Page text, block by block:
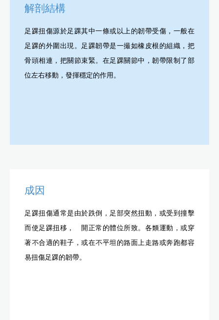
解剖結構
足踝扭傷源於足踝其中一條或以上的韌帶受傷，一般在
足踝的外圍出現。足踝韌帶是一撮如橡皮根的組織，把
骨頭相連，把關節束緊。在足踝關節中，韌帶限制了部
位左右移動，發揮穩定的作用。
成因
足踝扭傷通常是由於跌倒，足部突然扭動，或受到撞擊
而使足踝扭移，離開正常的體位所致。各類運動，或穿
著不合適的鞋子，或在不平坦的路面上走路或奔跑都容
易扭傷足踝的韌帶。